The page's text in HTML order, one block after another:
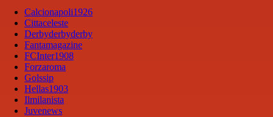
Calcionapoli1926
Cittaceleste
Derbyderbyderby
Fantamagazine
FCInter1908
Forzaroma
Golssip
Hellas1903
Ilmilanista
Juvenews